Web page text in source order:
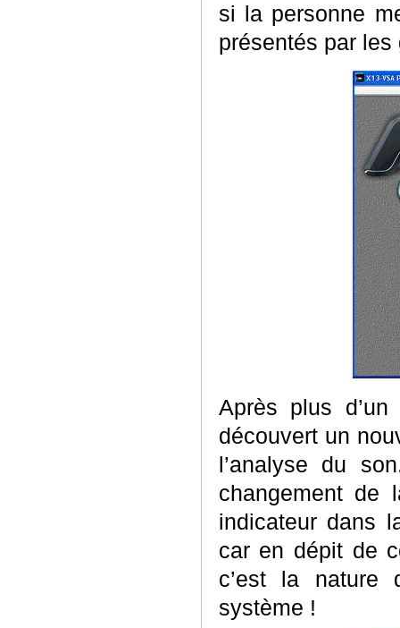
si la personne
présentés par les
Après plus
découvert un
l’analyse du
changement de
indicateur dans
car en dépit de
c’est la
système !